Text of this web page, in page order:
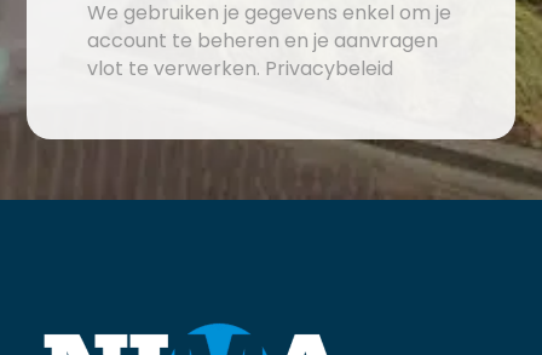
We gebruiken je gegevens enkel om je
account te beheren en je aanvragen
vlot te verwerken. Privacybeleid